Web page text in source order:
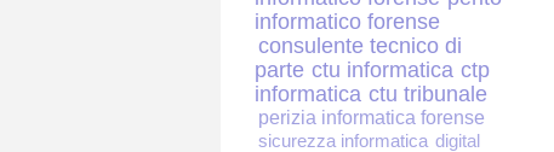
informatico forense
consulente tecnico di
parte ctu informatica ctp
informatica ctu tribunale
perizia informatica forense
sicurezza informatica digital